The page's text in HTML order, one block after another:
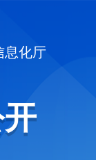
息化厅